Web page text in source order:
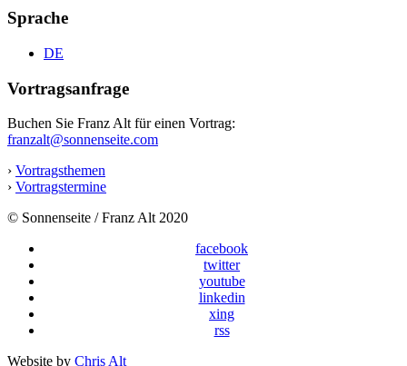
Sprache
DE
Vortragsanfrage
Buchen Sie Franz Alt für einen Vortrag:
franzalt@sonnenseite.com
› Vortragsthemen
› Vortragstermine
© Sonnenseite / Franz Alt 2020
facebook
twitter
youtube
linkedin
xing
rss
Website by Chris Alt